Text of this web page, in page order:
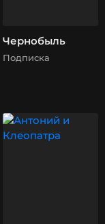
Чернобыль
Подписка